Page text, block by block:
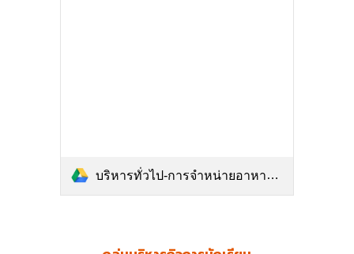
บริหารทั่วไป-การจำหน่ายอาหารในโรงเรียน2567.pdf